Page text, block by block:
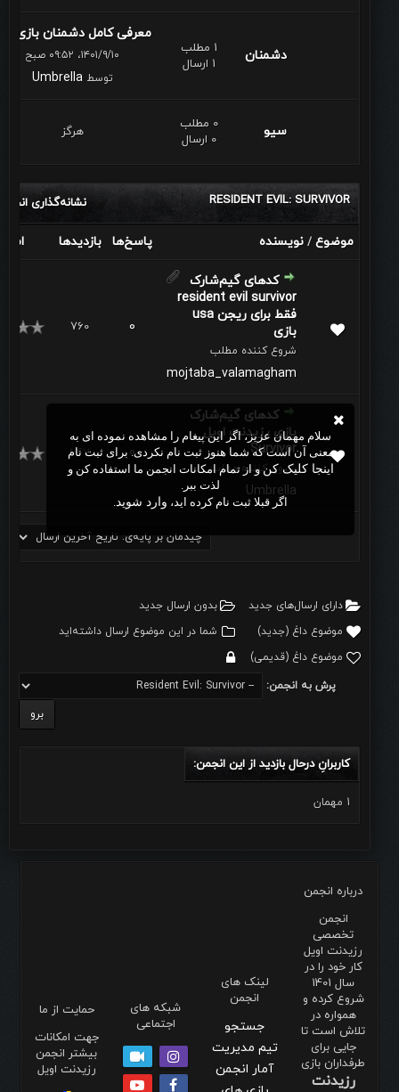
سلام مهمان عزیز، اگر این پیغام را مشاهده نموده ای به
معنی آن است که شما هنوز ثبت نام نکردی. برای ثبت نام
اینجا کلیک کنو از تمام امکانات انجمن ما استفاده کن و
لذت ببر.
اگر قبلا ثبت نام کرده اید، وارد شوید.
دشمنان
1 مطلب
1 ارسال
معرفی کامل دشمنان بازی
۱۴۰۱/۹/۱۰، ۰۹:۵۲ صبح
توسطUmbrella
سيو
0 مطلب
0 ارسال
هرگز
نشانه‌گذاری RESIDENT EVIL: SURVIVOR
موضوع /نویسنده پاسخ‌ها بازدید‌ها
کدهای گیم‌شارک
resident evil survivor
فقط برای ریجن usa
بازی
شروع کننده مطلب
mojtaba_valamagham
0
760
کدهای گیم‌شارک
بازی رزیدنت اویل
Survivor
شروع کننده مطلب
Umbrella
0
647
دارای ارسال‌های جدید‌
موضوع داغ (جدید‌)
موضوع داغ (قدیمی)
بدون ارسال جدید‌
شما در این موضوع ارسال داشته‌اید
پرش به انجمن:
کاربرانِ درحال بازدید از این انجمن:
1 مهمان
درباره انجمن
انجمن
تخصصی
رزیدنت اویل
کار خود را در
سال 1401
شروع کرده و
همواره در
تلاش است تا
جایی برای
طرفداران بازی
رزیدنت
لینک های
انجمن
جستجو
تیم مدیریت
آمار انجمن
شبکه های
اجتماعی
حمایت از ما
جهت امکانات
بیشتر انجمن
رزیدنت اویل